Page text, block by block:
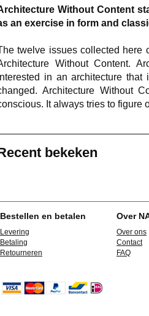
Without Content
an exercise in form and
twelve issues collected here
Without Content.
in an architecture
Architecture Without
It always tries to figure
bekeken
Bestellen en betalen
Levering
Betaling
Retourneren
Over
Over ons
Contact
FAQ